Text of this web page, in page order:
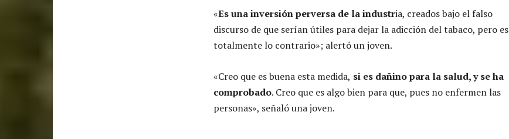
«Es una inversión perversa de la industria, creados bajo el falso
discurso de que serían útiles para dejar la adicción del tabaco, pero es
totalmente lo contrario»; alertó un joven.
«Creo que es buena esta medida, si es dañino para la salud, y se ha
comprobado. Creo que es algo bien para que, pues no enfermen las
personas», señaló una joven.